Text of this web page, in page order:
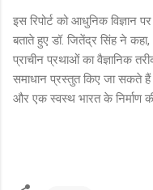
इस रिपोर्ट को आधुनिक विज्ञान
बताते हुए डॉ. जितेंद्र सिंह ने
प्राचीन प्रथाओं का वैज्ञानिक
समाधान प्रस्तुत किए जा सकते
और एक स्वस्थ भारत के निर्माण